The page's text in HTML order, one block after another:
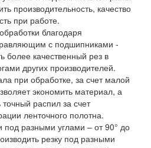
производительность, качество
при работе.
благодаря
с подшипниками -
более качественный рез в
других производителей.
при обработке, за счет малой
экономить материал, а
распил за счет
ленточного полотна.
под разными углами – от 90° до
резку под разными